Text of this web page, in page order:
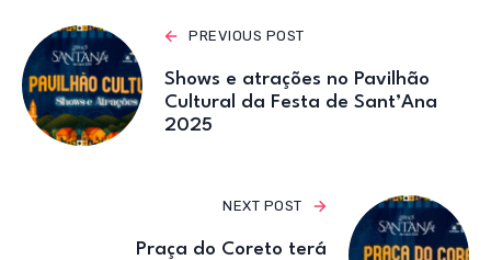
k
PREVIOUS POST
Shows e atrações no Pavilhão
Cultural da Festa de Sant’Ana
2025
NEXT POST
Praça do Coreto terá